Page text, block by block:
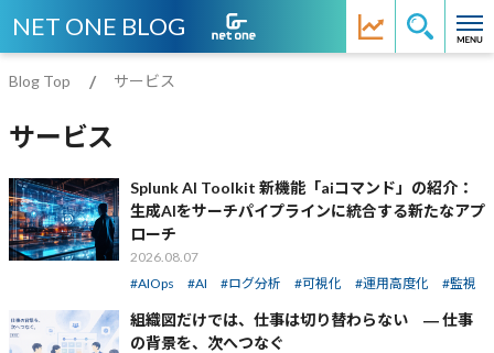
NET ONE BLOG
Blog Top サービス
サービス
Splunk AI Toolkit 新機能「aiコマンド」の紹介：
生成AIをサーチパイプラインに統合する新たなアプ
ローチ
2026.08.07
AIOps
AI ログ分析 可視化 運用高度化 監視
組織図だけでは、仕事は切り替わらない ― 仕事
の背景を、次へつなぐ